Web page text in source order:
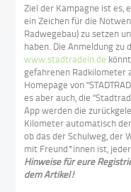
Ziel der Kampagne ist es,
ein Zeichen für die
Radwegebau) zu setzen
haben. Die Anmeldung
www.stadtradeln.de
gefahrenen Radkilometer
Homepage von
es aber auch, die
App werden die
Kilometer automatisch
ob das der Schulweg, der
mit Freund*innen ist,
Hinweise für eure
dem Artikel!